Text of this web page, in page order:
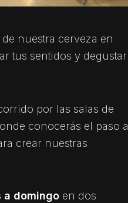
nuestra cerveza en
tus sentidos y degustar
por las salas de
conocerás el paso a
crear nuestras
a domingo en dos